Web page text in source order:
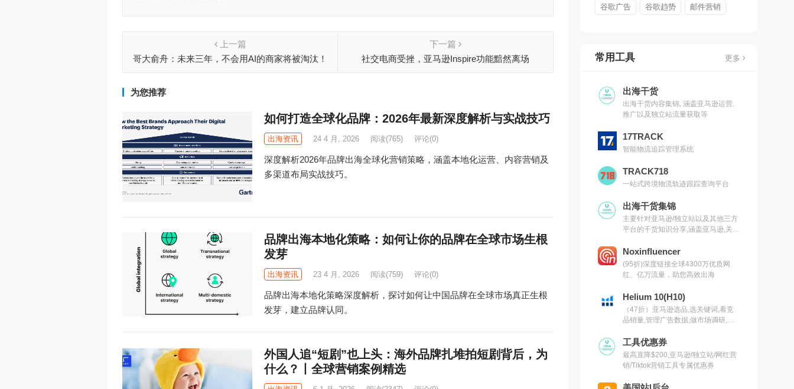
上一篇
哥大俞舟：未来三年，不会用AI的商家将被淘汰！
下一篇
社交电商受挫，亚马逊Inspire功能黯然离场
为您推荐
如何打造全球化品牌：2026年最新深度解析与实战技巧
出海资讯 24 4 月, 2026 阅读(765) 评论(0)
深度解析2026年品牌出海全球化营销策略，涵盖本地化运营、内容营销及
多渠道布局实战技巧。
品牌出海本地化策略：如何让你的品牌在全球市场生根
发芽
出海资讯 23 4 月, 2026 阅读(759) 评论(0)
品牌出海本地化策略深度解析，探讨如何让中国品牌在全球市场真正生根
发芽，建立品牌认同。
外国人追“短剧”也上头：海外品牌扎堆拍短剧背后，为
什么？丨全球营销案例精选
谷歌广告 谷歌趋势 邮件营销
常用工具 更多
出海干货
出海干货内容集锦, 涵盖亚马逊运营,
推广以及独立站流量获取等
17TRACK
智能物流追踪管理系统
TRACK718
一站式跨境物流轨迹跟踪查询平台
出海干货集锦
主要针对亚马逊/独立站以及其他三方
平台的干货知识分享,涵盖亚马逊,关键
具以及出海干货集锦,欢迎关注
Noxinfluencer
(95折)深度链接全球4300万优质网
红、亿万流量，助您高效出海
Helium 10(H10)
（47折）亚马逊选品,选关键词,看竞
品销量,管理广告数据,做市场调研,有
工具优惠券
最高直降$200,亚马逊/独立站/网红营
销/Tiktok营销工具专属优惠券